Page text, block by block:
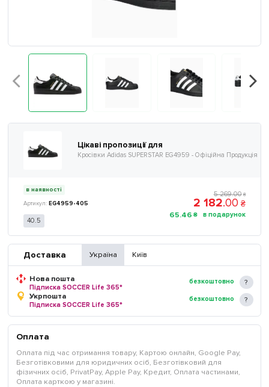
Цікаві пропозиції для
Кросівки Adidas SUPERSTAR EG4959 - Офіційна Продукція
в наявності
EG4959-405
40.5
5 269.00 ₴
2 182.00 ₴
65.46 ₴
Доставка Україна Київ
Нова пошта
Підписка SOCCER Life 365*
безкоштовно
Укрпошта
Підписка SOCCER Life 365*
безкоштовно
Оплата
Оплата під час отримання товару, Картою онлайн, Google Pay,
Безготівковими для юридичних осіб, Безготівковий для
фізичних осіб, PrivatPay, Apple Pay, Кредит, Оплата частинами,
Оплата карткою у магазині.